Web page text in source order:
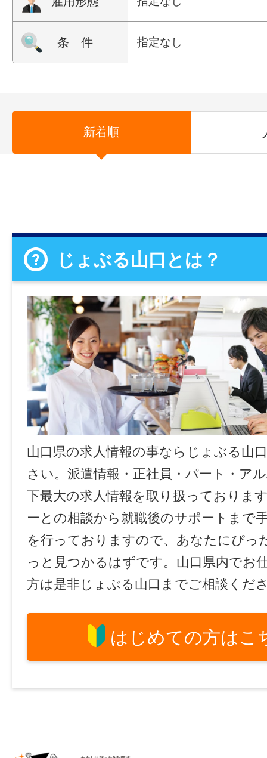
条 件 指定なし
新着順
じょぶる山口とは？
山口県の求人情報の事ならじょぶる山
さい。派遣情報・正社員・パート・ア
下最大の求人情報を取り扱っておりま
ーとの相談から就職後のサポートまで
を行っておりますので、あなたにぴっ
っと見つかるはずです。山口県内でお
方は是非じょぶる山口までご相談くだ
はじめての方はこ